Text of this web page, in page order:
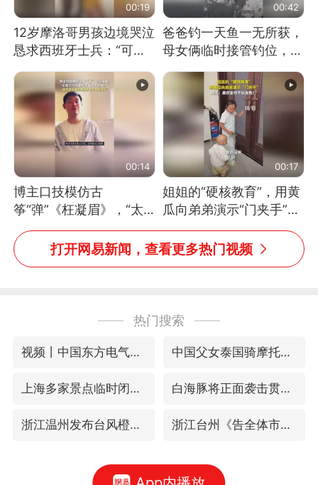
00:19
12岁摩洛哥男孩边境哭泣
恳求西班牙士兵：“可不
可以不要把我遣返回国”
00:42
爸爸钓一天鱼一无所获，
母女俩临时接管钓位，用
玩具鱼竿钓上大鱼
00:14
博主口技模仿古
筝“弹”《枉凝眉》，“太
像了～你是吃古筝长大的
吗？”“或将成为首位考级
不带古筝的选手。”（来
00:17
姐姐的“硬核教育”，用黄
瓜向弟弟演示“门夹手”，
网友：果然言传不如身
教！
打开网易新闻，查看更多热门视频
热门搜索
视频丨中国东方电气集团原党组副书记、董事宋致远被查 中国父女泰国骑摩托车坠崖1死1伤
上海多家景点临时闭园或调整运营时间 白海豚将正面袭击贯穿浙江
浙江温州发布台风橙色预警信号 浙江台州《告全体市民书》